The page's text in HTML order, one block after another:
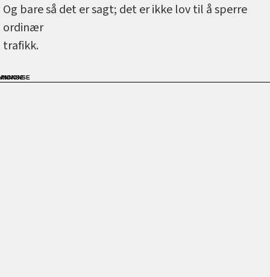
Og bare så det er sagt; det er ikke lov til å sperre
ordinær
trafikk.